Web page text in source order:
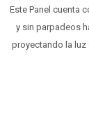
Este Panel cuenta
y sin parpadeos
proyectando la luz